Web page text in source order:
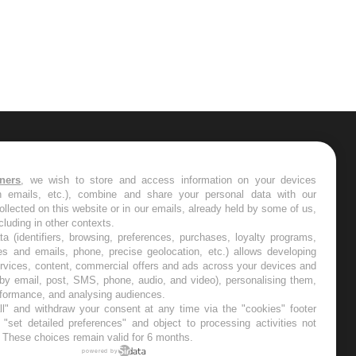
les semaines les meilleures
, we wish to store and access information on your devices
emails, etc.), combine and share your personal data with our
on this website or in our emails, already held by some of us,
in other contexts.
(identifiers, browsing, preferences, purchases, loyalty programs,
and emails, phone, precise geolocation, etc.) allows developing
content, commercial offers and ads across your devices and
email, post, SMS, phone, audio, and video), personalising them,
and analysing audiences.
and withdraw your consent at any time via the "cookies" footer
detailed preferences" and object to processing activities not
choices remain valid for 6 months.
powered by